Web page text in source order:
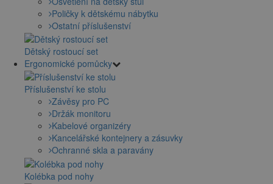
Poličky k dětskému nábytku
Ostatní příslušenství
Dětský rostoucí set
Ergonomické pomůcky
Příslušenství ke stolu
Závěsy pro PC
Držák monitoru
Kabelové organizéry
Kancelářské kontejnery a zásuvky
Ochranné skla a paravány
Kolébka pod nohy